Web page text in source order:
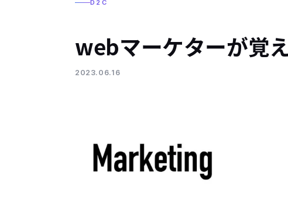
D2C
webマーケターが覚
2023.06.16